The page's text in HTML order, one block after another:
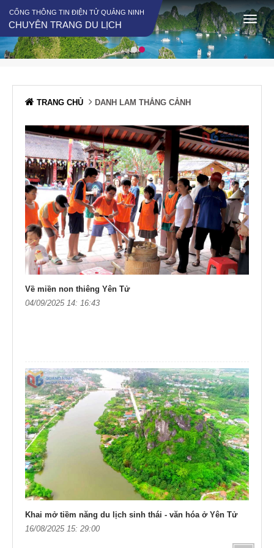
CỔNG THÔNG TIN ĐIỆN TỬ QUẢNG NINH
CHUYÊN TRANG DU LỊCH
TRANG CHỦ DANH LAM THẮNG CẢNH
Về miền non thiêng Yên Tử
04/09/2025 14: 16:43
Khai mở tiềm năng du lịch sinh thái - văn hóa ở Yên Tử
16/08/2025 15: 29:00